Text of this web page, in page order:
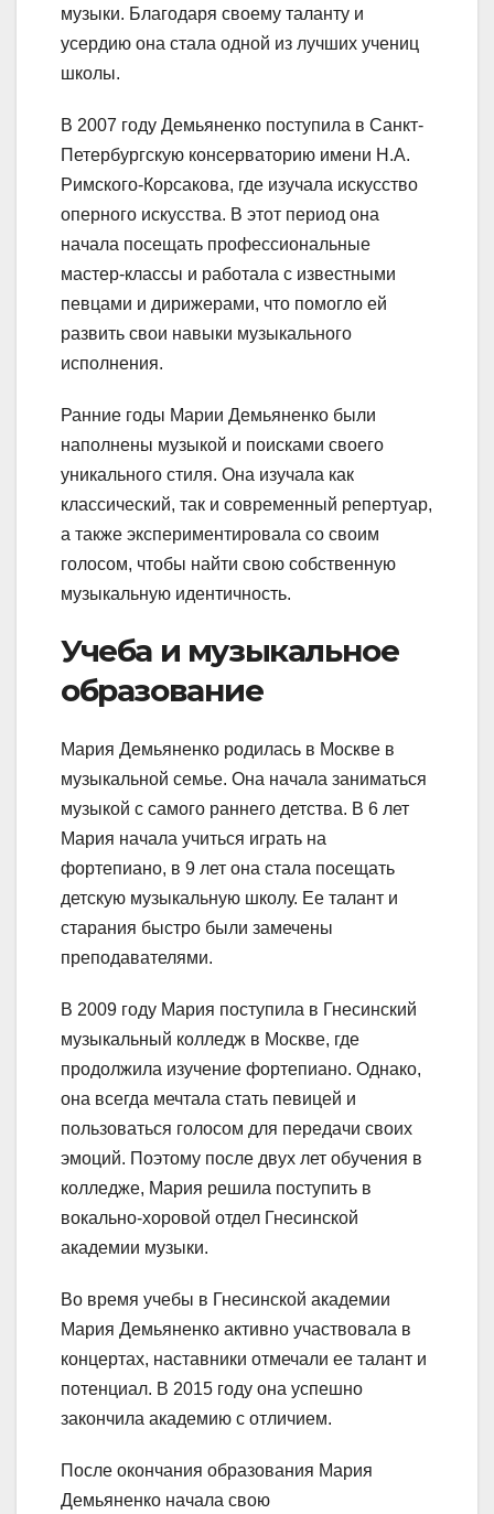
музыки. Благодаря своему таланту и
усердию она стала одной из лучших учениц
школы.
В 2007 году Демьяненко поступила в Санкт-
Петербургскую консерваторию имени Н.А.
Римского-Корсакова, где изучала искусство
оперного искусства. В этот период она
начала посещать профессиональные
мастер-классы и работала с известными
певцами и дирижерами, что помогло ей
развить свои навыки музыкального
исполнения.
Ранние годы Марии Демьяненко были
наполнены музыкой и поисками своего
уникального стиля. Она изучала как
классический, так и современный репертуар,
а также экспериментировала со своим
голосом, чтобы найти свою собственную
музыкальную идентичность.
Учеба и музыкальное
образование
Мария Демьяненко родилась в Москве в
музыкальной семье. Она начала заниматься
музыкой с самого раннего детства. В 6 лет
Мария начала учиться играть на
фортепиано, в 9 лет она стала посещать
детскую музыкальную школу. Ее талант и
старания быстро были замечены
преподавателями.
В 2009 году Мария поступила в Гнесинский
музыкальный колледж в Москве, где
продолжила изучение фортепиано. Однако,
она всегда мечтала стать певицей и
пользоваться голосом для передачи своих
эмоций. Поэтому после двух лет обучения в
колледже, Мария решила поступить в
вокально-хоровой отдел Гнесинской
академии музыки.
Во время учебы в Гнесинской академии
Мария Демьяненко активно участвовала в
концертах, наставники отмечали ее талант и
потенциал. В 2015 году она успешно
закончила академию с отличием.
После окончания образования Мария
Демьяненко начала свою